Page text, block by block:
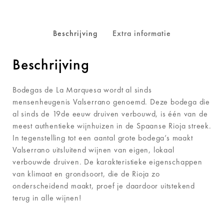
Beschrijving Extra informatie
Beschrijving
Bodegas de La Marquesa wordt al sinds
mensenheugenis Valserrano genoemd. Deze bodega die
al sinds de 19de eeuw druiven verbouwd, is één van de
meest authentieke wijnhuizen in de Spaanse Rioja streek.
In tegenstelling tot een aantal grote bodega’s maakt
Valserrano uitsluitend wijnen van eigen, lokaal
verbouwde druiven. De karakteristieke eigenschappen
van klimaat en grondsoort, die de Rioja zo
onderscheidend maakt, proef je daardoor uitstekend
terug in alle wijnen!